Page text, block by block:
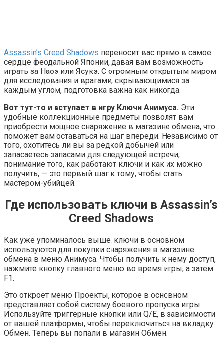
Assassin’s Creed Shadows переносит вас прямо в самое
сердце феодальной Японии, давая вам возможность
играть за Наоэ или Ясукэ. С огромным открытым миром
для исследования и врагами, скрывающимися за
каждым углом, подготовка важна как никогда.
Вот тут-то и вступает в игру Ключи Анимуса. Эти
удобные коллекционные предметы позволят вам
приобрести мощное снаряжение в магазине обмена, что
поможет вам оставаться на шаг впереди. Независимо от
того, охотитесь ли вы за редкой добычей или
запасаетесь запасами для следующей встречи,
понимание того, как работают ключи и как их можно
получить, — это первый шаг к тому, чтобы стать
мастером-убийцей.
Где использовать ключи в Assassin’s
Creed Shadows
Как уже упоминалось выше, ключи в основном
используются для покупки снаряжения в магазине
обмена в меню Анимуса. Чтобы получить к нему доступ,
нажмите кнопку главного меню во время игры, а затем
F1.
Это откроет меню Проекты, которое в основном
представляет собой систему боевого пропуска игры.
Используйте триггерные кнопки или Q/E, в зависимости
от вашей платформы, чтобы переключиться на вкладку
Обмен. Теперь вы попали в магазин Обмен.